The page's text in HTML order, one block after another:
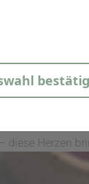
Duft durch
Herzen